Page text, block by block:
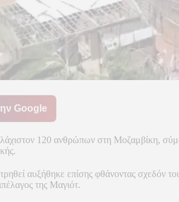
Google
120 ανθρώπων στη Μοζαμβίκη,
αυξήθηκε επίσης φθάνοντας
της Μαγιότ.